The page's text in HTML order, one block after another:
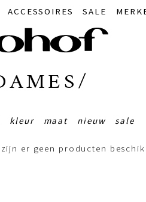
ACCESSOIRES SALE
kleur maat nieuw sale
er geen producten